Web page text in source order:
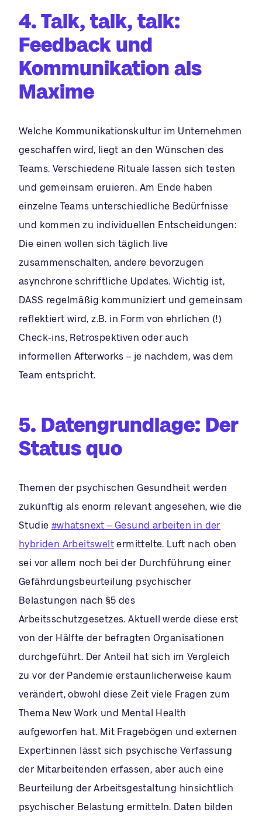
4. Talk, talk, talk:
Feedback und
Kommunikation als
Maxime
Welche Kommunikationskultur im Unternehmen
geschaffen wird, liegt an den Wünschen des
Teams. Verschiedene Rituale lassen sich testen
und gemeinsam eruieren. Am Ende haben
einzelne Teams unterschiedliche Bedürfnisse
und kommen zu individuellen Entscheidungen:
Die einen wollen sich täglich live
zusammenschalten, andere bevorzugen
asynchrone schriftliche Updates. Wichtig ist,
DASS regelmäßig kommuniziert und gemeinsam
reflektiert wird, z.B. in Form von ehrlichen (!)
Check-ins, Retrospektiven oder auch
informellen Afterworks – je nachdem, was dem
Team entspricht.
5. Datengrundlage: Der
Status quo
Themen der psychischen Gesundheit werden
zukünftig als enorm relevant angesehen, wie die
Studie #whatsnext – Gesund arbeiten in der
hybriden Arbeitswelt ermittelte. Luft nach oben
sei vor allem noch bei der Durchführung einer
Gefährdungsbeurteilung psychischer
Belastungen nach §5 des
Arbeitsschutzgesetzes. Aktuell werde diese erst
von der Hälfte der befragten Organisationen
durchgeführt. Der Anteil hat sich im Vergleich
zu vor der Pandemie erstaunlicherweise kaum
verändert, obwohl diese Zeit viele Fragen zum
Thema New Work und Mental Health
aufgeworfen hat. Mit Fragebögen und externen
Expert:innen lässt sich psychische Verfassung
der Mitarbeitenden erfassen, aber auch eine
Beurteilung der Arbeitsgestaltung hinsichtlich
psychischer Belastung ermitteln. Daten bilden